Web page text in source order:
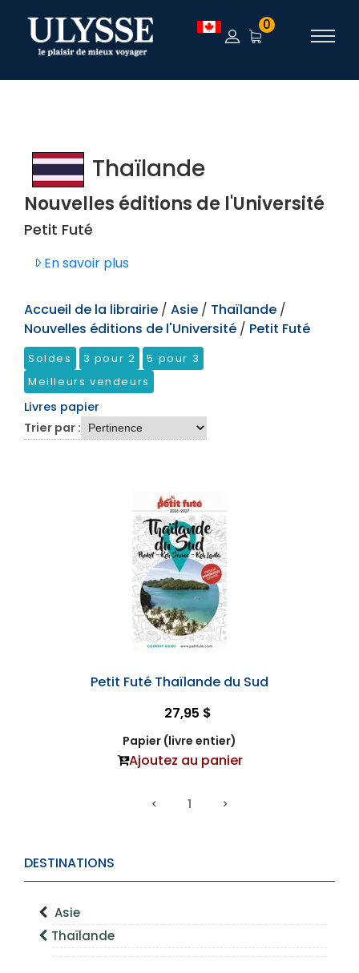
TEST 0
DESTINATIONS
Asie
Thaïlande
Thaïlande
Nouvelles éditions de l'Université
Petit Futé
En savoir plus
Accueil de la librairie / Asie / Thaïlande /
Nouvelles éditions de l'Université / Petit Futé
Soldes 3 pour 2
5 pour 3
Meilleurs vendeurs
Livres papier
Trier par :
Petit Futé Thaïlande du Sud
27,95 $
Papier (livre entier)
Ajoutez au panier
1